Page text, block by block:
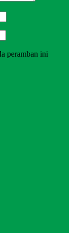
peramban ini